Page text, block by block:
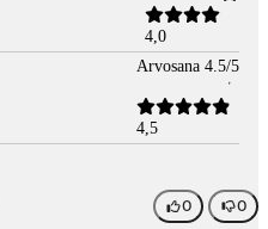
4,0
Arvosana 4.5/5
4,5
0 0